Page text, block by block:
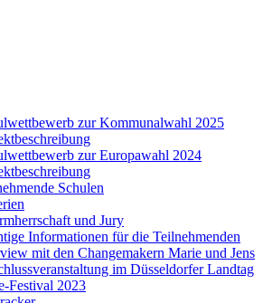
zur Kommunalwahl 2025
zur Europawahl 2024
Schulen
und Jury
Informationen für die Teilnehmenden
mit den Changemakern Marie und Jens
im Düsseldorfer Landtag
Festival 2023